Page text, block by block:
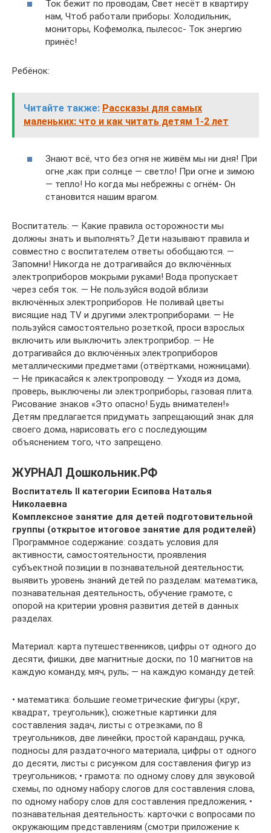
Ток бежит по проводам, Свет несёт в квартиру
нам, Чтоб работали приборы: Холодильник,
мониторы, Кофемолка, пылесос- Ток энергию
принёс!
Ребёнок:
Читайте также: Рассказы для самых
маленьких: что и как читать детям 1-2 лет
Знают всё, что без огня не живём мы ни дня! При
огне ,как при солнце — светло! При огне и зимою
— тепло! Но когда мы небрежны с огнём- Он
становится нашим врагом.
Воспитатель: — Какие правила осторожности мы
должны знать и выполнять? Дети называют правила и
совместно с воспитателем ответы обобщаются. —
Запомни! Никогда не дотрагивайся до включённых
электроприборов мокрыми руками! Вода пропускает
через себя ток. — Не пользуйся водой вблизи
включённых электроприборов. Не поливай цветы
висящие над TV и другими электроприборами. — Не
пользуйся самостоятельно розеткой, проси взрослых
включить или выключить электроприбор. — Не
дотрагивайся до включённых электроприборов
металлическими предметами (отвёртками, ножницами).
— Не прикасайся к электропроводу. — Уходя из дома,
проверь, выключены ли электроприборы, газовая плита.
Рисование знаков «Это опасно! Будь внимателен!»
Детям предлагается придумать запрещающий знак для
своего дома, нарисовать его с последующим
объяснением того, что запрещено.
ЖУРНАЛ Дошкольник.РФ
Воспитатель II категории Есипова Наталья
Николаевна
Комплексное занятие для детей подготовительной
группы (открытое итоговое занятие для родителей)
Программное содержание: создать условия для
активности, самостоятельности, проявления
субъектной позиции в познавательной деятельности;
выявить уровень знаний детей по разделам: математика,
познавательная деятельность, обучение грамоте, с
опорой на критерии уровня развития детей в данных
разделах.
Материал: карта путешественников, цифры от одного до
десяти, фишки, две магнитные доски, по 10 магнитов на
каждую команду, мяч, руль; — на каждую команду детей:
• математика: большие геометрические фигуры (круг,
квадрат, треугольник), сюжетные картинки для
составления задач, листы с отрезками, по 8
треугольников, две линейки, простой карандаш, ручка,
подносы для раздаточного материала, цифры от одного
до десяти, листы с рисунком для составления фигур из
треугольников; • грамота: по одному слову для звуковой
схемы, по одному набору слогов для составления слова,
по одному набору слов для составления предложения; •
познавательная деятельность: карточки с вопросами по
окружающим представлениям (смотри приложение к